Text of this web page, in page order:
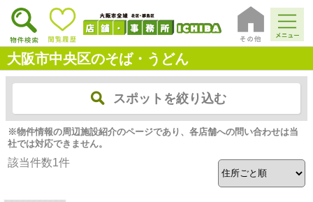
大阪市中央区のそば・うどん
スポットを絞り込む
※物件情報の周辺施設紹介のページであり、各店舗への問い合わせは当
社では対応できません。
該当件数1件